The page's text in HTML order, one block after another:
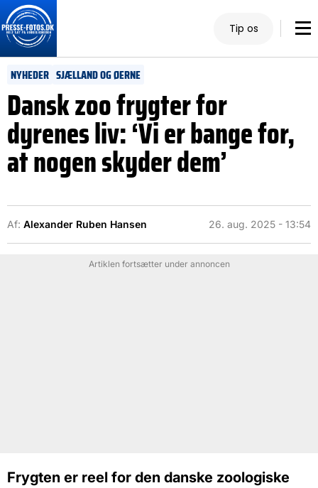
Tip os
NYHEDER SJÆLLAND OG ØERNE
Dansk zoo frygter for
dyrenes liv: ‘Vi er bange for,
at nogen skyder dem’
Af: Alexander Ruben Hansen 26. aug. 2025 - 13:54
Artiklen fortsætter under annoncen
Frygten er reel for den danske zoologiske